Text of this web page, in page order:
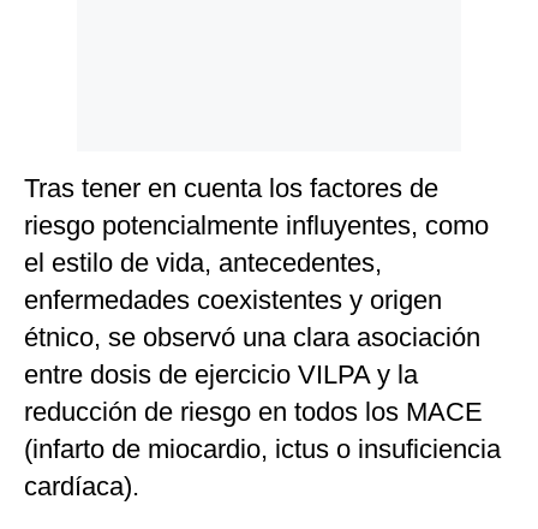
Tras tener en cuenta los factores de
riesgo potencialmente influyentes, como
el estilo de vida, antecedentes,
enfermedades coexistentes y origen
étnico, se observó una clara asociación
entre dosis de ejercicio VILPA y la
reducción de riesgo en todos los MACE
(infarto de miocardio, ictus o insuficiencia
cardíaca).